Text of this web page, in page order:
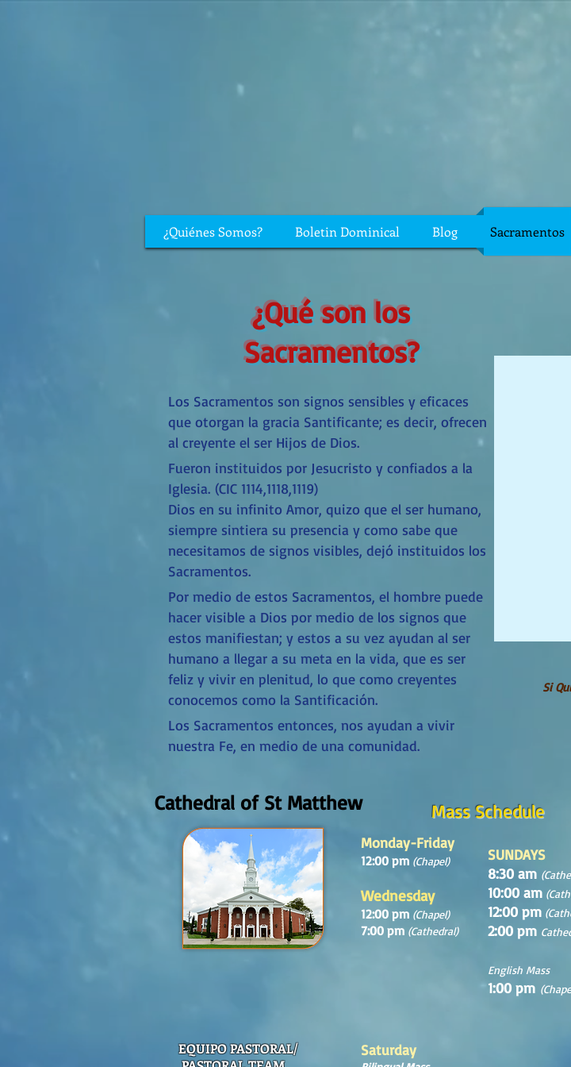
¿Quiénes Somos? Boletin Dominical Blog Sacramentos
¿Qué son los
Sacramentos?
Los Sacramentos son signos sensibles y eficaces
que otorgan la gracia Santificante; es decir, ofrecen
al creyente el ser Hijos de Dios.
Fueron instituidos por Jesucristo y confiados a la
Iglesia. (CIC 1114,1118,1119)
Dios en su infinito Amor, quizo que el ser humano,
siempre sintiera su presencia y como sabe que
necesitamos de signos visibles, dejó instituidos los
Sacramentos.
Por medio de estos Sacramentos, el hombre puede
hacer visible a Dios por medio de los signos que
estos manifiestan; y estos a su vez ayudan al ser
humano a llegar a su meta en la vida, que es ser
feliz y vivir en plenitud, lo que como creyentes
conocemos como la Santificación.
Los Sacramentos entonces, nos ayudan a vivir
nuestra Fe, en medio de una comunidad.
Si
Cathedral of St Matthew Mass Schedule
Monday-Friday
12:00 pm (Chapel)
Wednesday
12:00 pm (Chapel)
7:00 pm (Cathedral)
SUNDAYS
8:30 am
10:00 am
12:00 pm
2:00 pm
English Mass
1:00 pm
EQUIPO PASTORAL/
Saturday